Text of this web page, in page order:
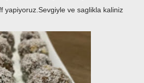
yapiyoruz.Sevgiyle ve saglikla kaliniz